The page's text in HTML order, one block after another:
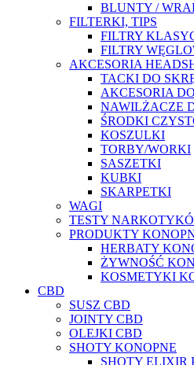
BLUNTY /
FILTERKI, TIPS
FILTRY
FILTRY
AKCESORIA
TACKI DO
AKCESORIA
NAWILŻACZE
ŚRODKI
KOSZULKI
TORBY/WORKI
SASZETKI
KUBKI
SKARPETKI
WAGI
TESTY
PRODUKTY
HERBATY
ŻYWNOŚĆ
KOSMETYKI
CBD
SUSZ CBD
JOINTY CBD
OLEJKI CBD
SHOTY KONOPNE
SHOTY ELIXIR